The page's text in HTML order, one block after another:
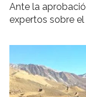
Ante la
expertos sobre